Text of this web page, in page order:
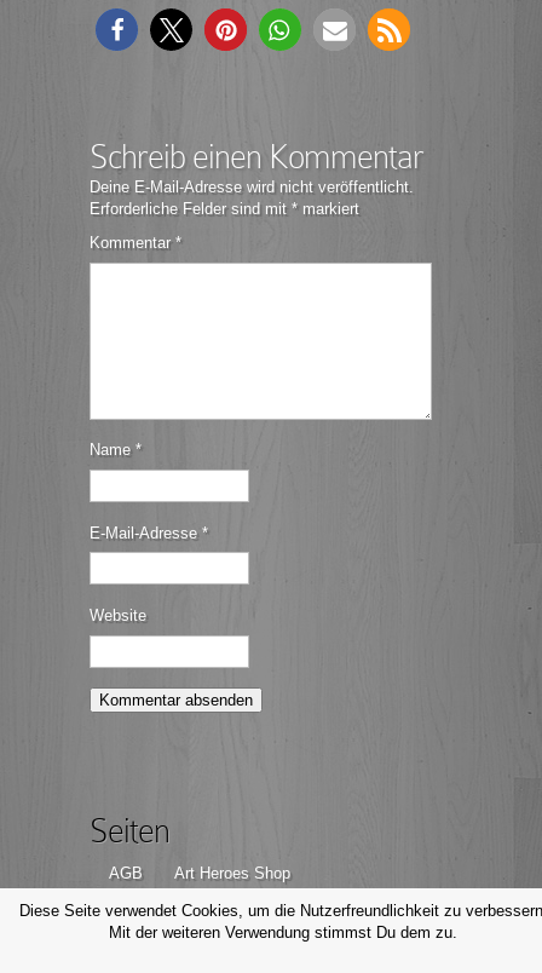
Schreib einen Kommentar
Deine E-Mail-Adresse wird nicht veröffentlicht.
Erforderliche Felder sind mit * markiert
Kommentar*
Name *
E-Mail-Adresse *
Website
Seiten
AGB
Art Heroes Shop
Datenschutzerklärung
Disclaimer
Impressum
Kontakt
Diese Seite verwendet Cookies, um die Nutzerfreundlichkeit zu
Mit der weiteren Verwendung stimmst Du dem zu.